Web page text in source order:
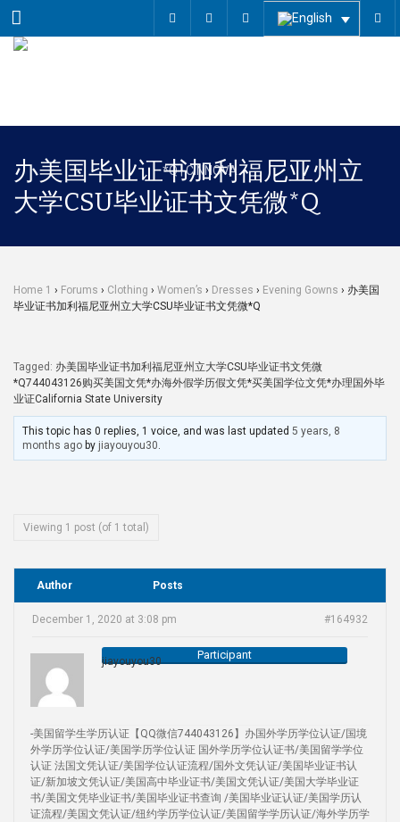
Menu
办美国毕业证书加利福尼亚州立
大学CSU毕业证书文凭微*Q
Home 1 › Forums › Clothing › Women’s › Dresses › Evening Gowns › 办美国
毕业证书加利福尼亚州立大学CSU毕业证书文凭微*Q
Tagged: 办美国毕业证书加利福尼亚州立大学CSU毕业证书文凭微
*Q744043126购买美国文凭*办海外假学历假文凭*买美国学位文凭*办理国外毕
业证California State University
This topic has 0 replies, 1 voice, and was last updated5 years, 8
months ago by jiayouyou30.
Viewing 1 post (of 1 total)
Author Posts
December 1, 2020 at 3:08 pm #164932
jiayouyou30 Participant
-美国留学生学历认证【QQ微信744043126】办国外学历学位认证/国境
外学历学位认证/美国学历学位认证 国外学历学位认证书/美国留学学位
认证 法国文凭认证/美国学位认证流程/国外文凭认证/美国毕业证书认
证/新加坡文凭认证/美国高中毕业证书/美国文凭认证/美国大学毕业证
书/美国文凭毕业证书/美国毕业证书查询 /美国毕业证认证/美国学历认
证流程/美国文凭认证/纽约学历学位认证/美国留学学历认证/海外学历学